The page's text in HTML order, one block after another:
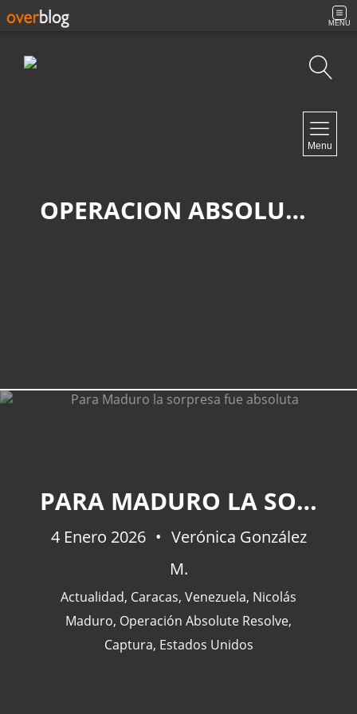
MENU
Menu
OPERACION ABSOLUTE RESOLVE
PARA MADURO LA SORPRESA FUE ABSOLUTA
4 Enero 2026
Verónica González
M.
Actualidad, Caracas, Venezuela, Nicolás
Maduro, Operación Absolute Resolve,
Captura, Estados Unidos
España
(77)
Barcelona(47)
Europa(47)
Venezuela(43)